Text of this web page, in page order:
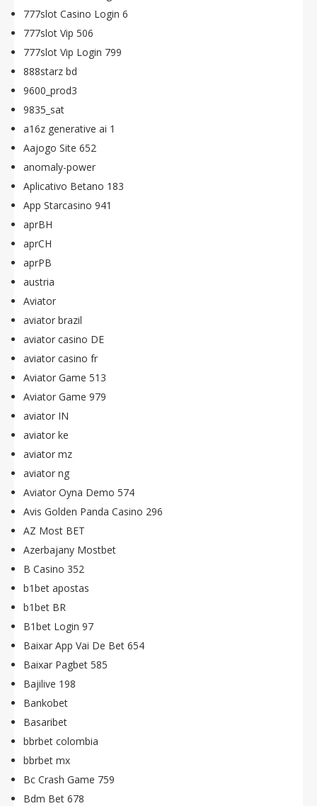
777slot Casino Login 6
777slot Vip 506
777slot Vip Login 799
888starz bd
9600_prod3
9835_sat
a16z generative ai 1
Aajogo Site 652
anomaly-power
Aplicativo Betano 183
App Starcasino 941
aprBH
aprCH
aprPB
austria
Aviator
aviator brazil
aviator casino DE
aviator casino fr
Aviator Game 513
Aviator Game 979
aviator IN
aviator ke
aviator mz
aviator ng
Aviator Oyna Demo 574
Avis Golden Panda Casino 296
AZ Most BET
Azerbajany Mostbet
B Casino 352
b1bet apostas
b1bet BR
B1bet Login 97
Baixar App Vai De Bet 654
Baixar Pagbet 585
Bajilive 198
Bankobet
Basaribet
bbrbet colombia
bbrbet mx
Bc Crash Game 759
Bdm Bet 678